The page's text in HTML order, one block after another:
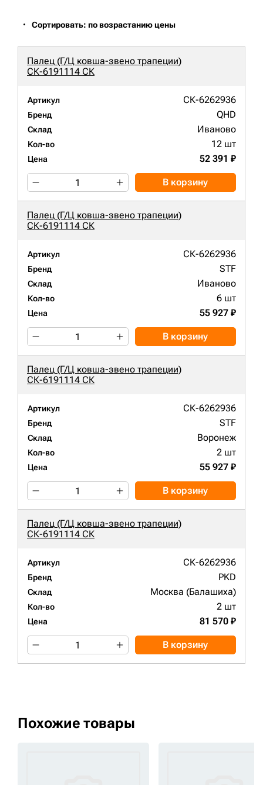
Сортировать: по возрастанию цены
Палец (Г/Ц ковша-звено трапеции)
СК-6191114 СК
Артикул СК-6262936
Бренд QHD
Склад Иваново
Кол-во 12 шт
Цена 52 391 ₽
В корзину
Палец (Г/Ц ковша-звено трапеции)
СК-6191114 СК
Артикул СК-6262936
Бренд STF
Склад Иваново
Кол-во 6 шт
Цена 55 927 ₽
В корзину
Палец (Г/Ц ковша-звено трапеции)
СК-6191114 СК
Артикул СК-6262936
Бренд STF
Склад Воронеж
Кол-во 2 шт
Цена 55 927 ₽
В корзину
Палец (Г/Ц ковша-звено трапеции)
СК-6191114 СК
Артикул СК-6262936
Бренд PKD
Склад Москва (Балашиха)
Кол-во 2 шт
Цена 81 570 ₽
В корзину
Похожие товары